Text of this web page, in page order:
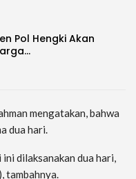
Pol Hengki Akan
mengatakan, bahwa
dua hari.
dilaksanakan dua hari,
tambahnya.